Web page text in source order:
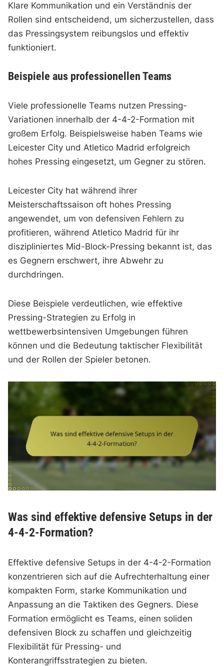
Klare Kommunikation und ein Verständnis der
Rollen sind entscheidend, um sicherzustellen, dass
das Pressingsystem reibungslos und effektiv
funktioniert.
Beispiele aus professionellen Teams
Viele professionelle Teams nutzen Pressing-
Variationen innerhalb der 4-4-2-Formation mit
großem Erfolg. Beispielsweise haben Teams wie
Leicester City und Atletico Madrid erfolgreich
hohes Pressing eingesetzt, um Gegner zu stören.
Leicester City hat während ihrer
Meisterschaftssaison oft hohes Pressing
angewendet, um von defensiven Fehlern zu
profitieren, während Atletico Madrid für ihr
diszipliniertes Mid-Block-Pressing bekannt ist, das
es Gegnern erschwert, ihre Abwehr zu
durchdringen.
Diese Beispiele verdeutlichen, wie effektive
Pressing-Strategien zu Erfolg in
wettbewerbsintensiven Umgebungen führen
können und die Bedeutung taktischer Flexibilität
und der Rollen der Spieler betonen.
Was sind effektive defensive Setups in der
4-4-2-Formation?
Effektive defensive Setups in der 4-4-2-Formation
konzentrieren sich auf die Aufrechterhaltung einer
kompakten Form, starke Kommunikation und
Anpassung an die Taktiken des Gegners. Diese
Formation ermöglicht es Teams, einen soliden
defensiven Block zu schaffen und gleichzeitig
Flexibilität für Pressing- und
Konterangriffsstrategien zu bieten.